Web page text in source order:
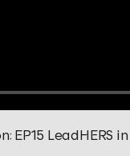
EP15